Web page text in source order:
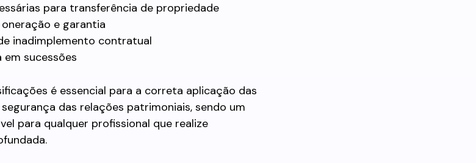
para transferência de propriedade
e garantia
inadimplemento contratual
sucessões
é essencial para a correta aplicação das
das relações patrimoniais, sendo um
para qualquer profissional que realize